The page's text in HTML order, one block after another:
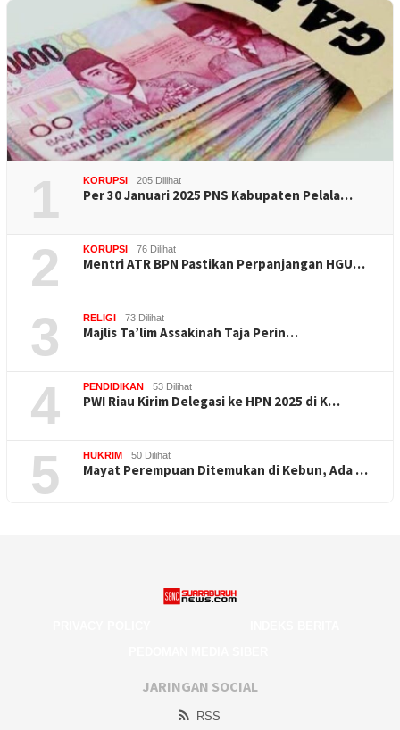
1 KORUPSI 205 Dilihat
Per 30 Januari 2025 PNS Kabupaten Pelala…
2 KORUPSI 76 Dilihat
Mentri ATR BPN Pastikan Perpanjangan HGU…
3 RELIGI 73 Dilihat
Majlis Ta’lim Assakinah Taja Perin…
4 PENDIDIKAN 53 Dilihat
PWI Riau Kirim Delegasi ke HPN 2025 di K…
5 HUKRIM 50 Dilihat
Mayat Perempuan Ditemukan di Kebun, Ada …
JARINGAN SOCIAL
RSS